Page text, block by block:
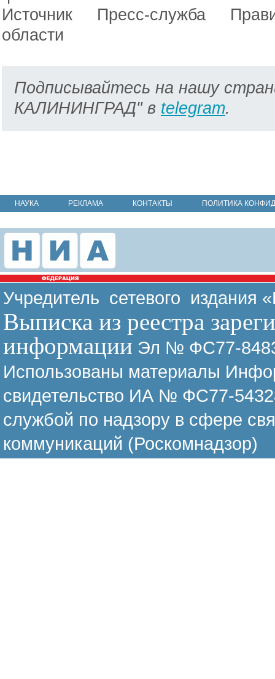
Источник Пресс-служба
области
Подписывайтесь на нашу
КАЛИНИНГРАД" в telegram.
НАУКА РЕКЛАМА КОНТАКТЫ ПОЛИТИКА
Учредитель сетевого издания
Выписка из реестра
информации Эл № ФС77-
Использованы материалы
свидетельство ИА № ФС77-
службой по надзору в сфере
коммуникаций (Роскомнадзор)